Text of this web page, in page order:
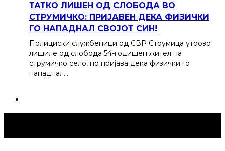
ТАТКО ЛИШЕН ОД СЛОБОДА ВО
СТРУМИЧКО: ПРИЈАВЕН ДЕКА ФИЗИЧКИ
ГО НАПАДНАЛ СВОЈОТ СИН!
Полициски службеници од СВР Струмица утрово
лишиле од слобода 54-годишен жител на
струмичко село, по пријава дека физички го
нападнал…